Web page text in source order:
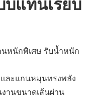
บแท่นเรียบ
นหนักพิเศษ รับน้ำหนัก
และแกนหมุนทรงพลัง
านขนาดเส้นผ่าน